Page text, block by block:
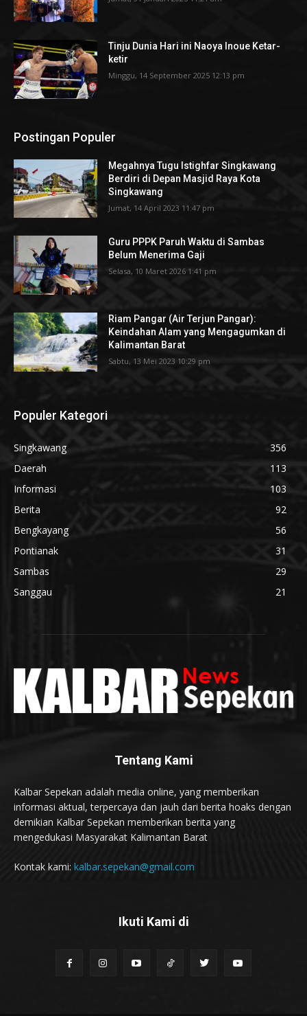
Tinju Dunia Hari ini Naoya Inoue Ketar-
ketir
Minggu, 14 September 2025 12:13 pm
Postingan Populer
Megahnya Tugu Istighfar Singkawang
Berdiri di Depan Masjid Raya Kota
Singkawang
Jumat, 14 April 2023 11:47 pm
Guru PPPK Paruh Waktu di Sambas
Belum Menerima Gaji
Selasa, 10 Maret 2026 1:41 pm
Riam Pangar (Air Terjun Pangar):
Keindahan Alam yang Mengagumkan di
Kalimantan Barat
Sabtu, 13 Mei 2023 10:29 pm
Populer Kategori
Singkawang
356
Daerah
113
Informasi
103
Berita
92
Bengkayang
56
Pontianak
31
Sambas
29
Sanggau
21
Tentang Kami
Kalbar Sepekan adalah media online, yang memberikan
informasi aktual, terpercaya dan jauh dari berita hoaks dengan
demikian Kalbar Sepekan memberikan berita yang
mengedukasi Masyarakat Kalimantan Barat
Kontak kami: kalbar.sepekan@gmail.com
Ikuti Kami di